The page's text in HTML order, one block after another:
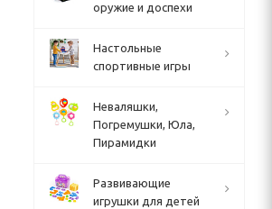
оружие и доспехи
Настольные
спортивные игры
Неваляшки,
Погремушки, Юла,
Пирамидки
Развивающие
игрушки для детей